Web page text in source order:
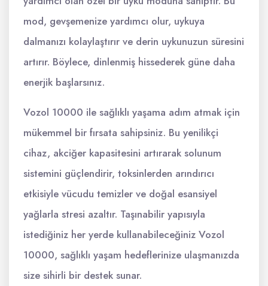
mod, gevşemenize yardımcı olur, uykuya
dalmanızı kolaylaştırır ve derin uykunuzun süresini
artırır. Böylece, dinlenmiş hissederek güne daha
enerjik başlarsınız.
Vozol 10000 ile sağlıklı yaşama adım atmak için
mükemmel bir fırsata sahipsiniz. Bu yenilikçi
cihaz, akciğer kapasitesini artırarak solunum
sistemini güçlendirir, toksinlerden arındırıcı
etkisiyle vücudu temizler ve doğal esansiyel
yağlarla stresi azaltır. Taşınabilir yapısıyla
istediğiniz her yerde kullanabileceğiniz Vozol
10000, sağlıklı yaşam hedeflerinize ulaşmanızda
size sihirli bir destek sunar.